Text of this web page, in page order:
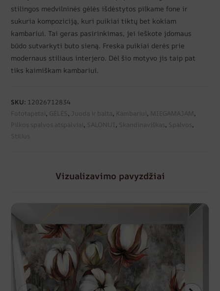
stilingos medvilninės gėlės išdėstytos pilkame fone ir
sukuria kompoziciją, kuri puikiai tiktų bet kokiam
kambariui. Tai geras pasirinkimas, jei ieškote įdomaus
būdo sutvarkyti buto sieną. Freska puikiai derės prie
modernaus stiliaus interjero. Dėl šio motyvo jis taip pat
tiks kaimiškam kambariui.
SKU: 12026712834
Fototapetai, GĖLĖS, Juoda ir balta, Kambariui, MIEGAMAJAM,
Pilkos spalvos atspalviai, SALONUI, Skandinaviškas , Spalvos ,
Stilius
Vizualizavimo pavyzdžiai